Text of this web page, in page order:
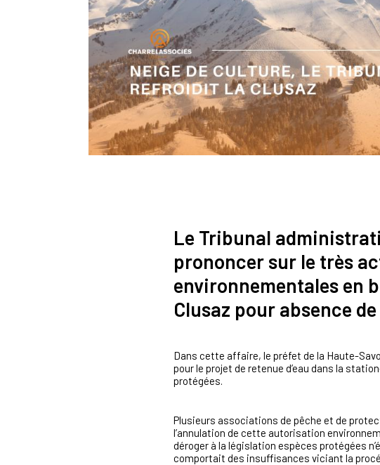
Le Tribunal
prononcer sur le très
environnementales en
Clusaz pour absence
Dans cette affaire, le préfet de la Haute-
pour le projet de retenue d’eau dans la
protégées.
Plusieurs associations de pêche et de
l’annulation de cette autorisation
déroger à la législation espèces protégées
comportait des insuffisances viciant la